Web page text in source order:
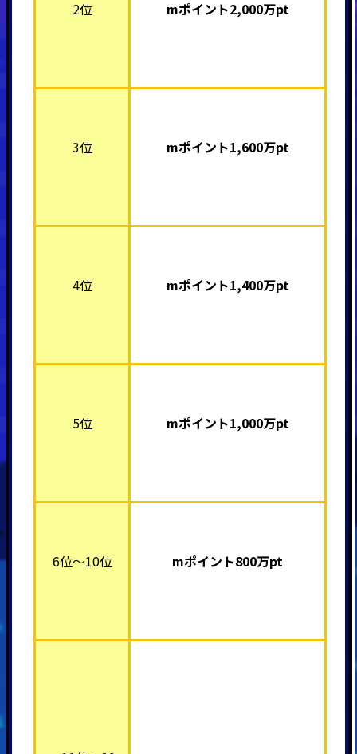
2位 mポイント2,000万pt
3位 mポイント1,600万pt
4位 mポイント1,400万pt
5位 mポイント1,000万pt
6位～10位 mポイント800万pt